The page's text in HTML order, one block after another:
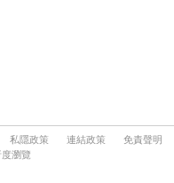
私隱政策 連結政策
免責聲明
瀏覽